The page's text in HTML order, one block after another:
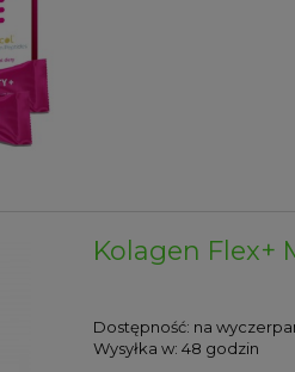
Kolagen Flex+
Dostępność: na
Wysyłka w: 48 godzin